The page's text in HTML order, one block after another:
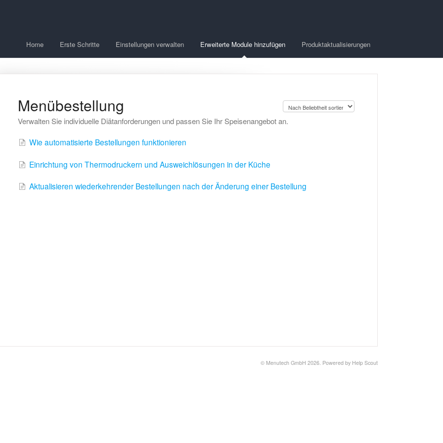
Home Erste Schritte Einstellungen verwalten Erweiterte Module hinzufügen Produktaktualisierungen
Menübestellung
Verwalten Sie individuelle Diätanforderungen und passen Sie Ihr Speisenangebot an.
Wie automatisierte Bestellungen funktionieren
Einrichtung von Thermodruckern und Ausweichlösungen in der Küche
Aktualisieren wiederkehrender Bestellungen nach der Änderung einer Bestellung
© Menutech GmbH 2026. Powered by Help Scout